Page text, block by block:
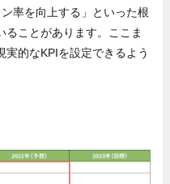
率を向上する」といった根
ることがあります。ここま
的なKPIを設定できるよう